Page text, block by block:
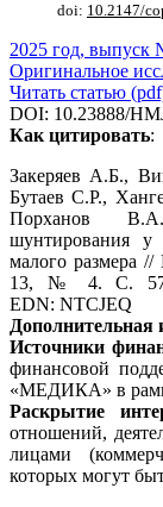
doi: 10.2147/
2025 год, выпуск
Оригинальное
Читать статью
DOI: 10.23888/
Как цитировать:
Закеряев А.Б.,
Бутаев С.Р.,
Порханов В.А.
шунтирования
малого размера
13, № 4. С.
EDN: NTCJEQ
Источники
финансовой
«МЕДИКА» в
Раскрытие
отношений,
лицами
которых могут